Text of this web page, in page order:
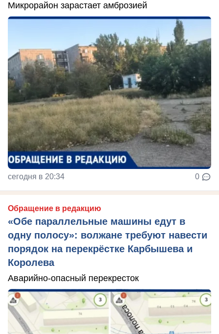
Микрорайон зарастает амброзией
сегодня в 20:34 0
Обращение в редакцию
«Обе параллельные машины едут в
одну полосу»: волжане требуют навести
порядок на перекрёстке Карбышева и
Королева
Аварийно-опасный перекресток